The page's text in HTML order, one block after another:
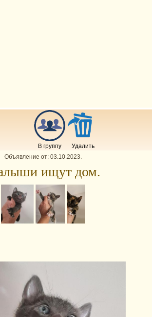
В группу
Удалить
Объявление от: 03.10.2023.
ищут дом.